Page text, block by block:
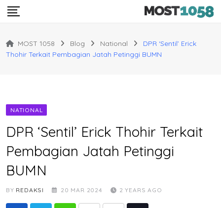
Skip
MOST 1058 Blog National
DPR ‘Sentil’ Erick
Thohir Terkait Pembagian Jatah Petinggi BUMN
NATIONAL
DPR ‘Sentil’ Erick Thohir Terkait
Pembagian Jatah Petinggi
BUMN
BY REDAKSI 20 MAR 2024 2 YEARS AGO